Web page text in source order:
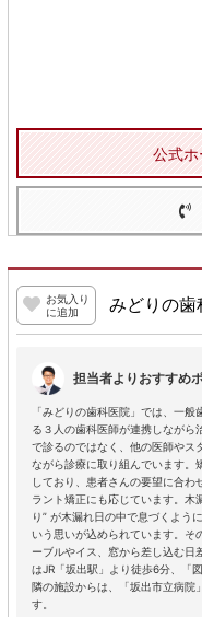
公式ホ
お気入り
に追加
みどりの歯
担当者よりおすすめ
「みどりの歯科医院」では、一
る３人の歯科医師が連携しながら
で診るのではなく、他の医師やス
ながら診療に取り組んでいます。
しており、患者さんの要望に合
ラント矯正にも応じています。木
り” が木漏れ日の中で息づくよう
いう思いが込められています。そ
ーブルやイス、窓から差し込む日
はJR「坂出駅」より徒歩6分、「
隣の施設からは、「坂出市立病院
す。